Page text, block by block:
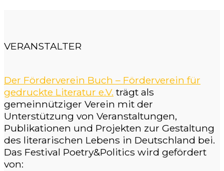
VERANSTALTER
Der Förderverein Buch – Förderverein für
gedruckte Literatur e.V. trägt als
gemeinnütziger Verein mit der
Unterstützung von Veranstaltungen,
Publikationen und Projekten zur Gestaltung
des literarischen Lebens in Deutschland bei.
Das Festival Poetry&Politics wird gefördert
von: